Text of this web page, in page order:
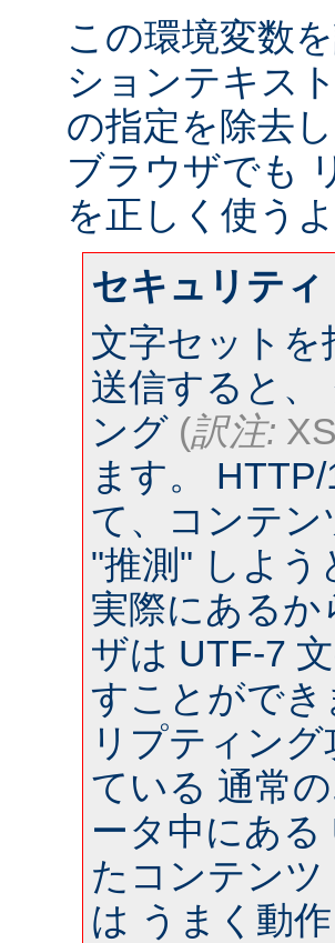
この環境変数
ションテキス
の指定を除去
ブラウザでも
を正しく使う
セキュリティ
文字セット
送信すると
ング (訳注:
ます。
て、コンテ
"推測" しよう
実際にある
ザは UTF-7
すことがで
リプティン
ている 通常
ータ中にあ
たコンテン
は うまく動